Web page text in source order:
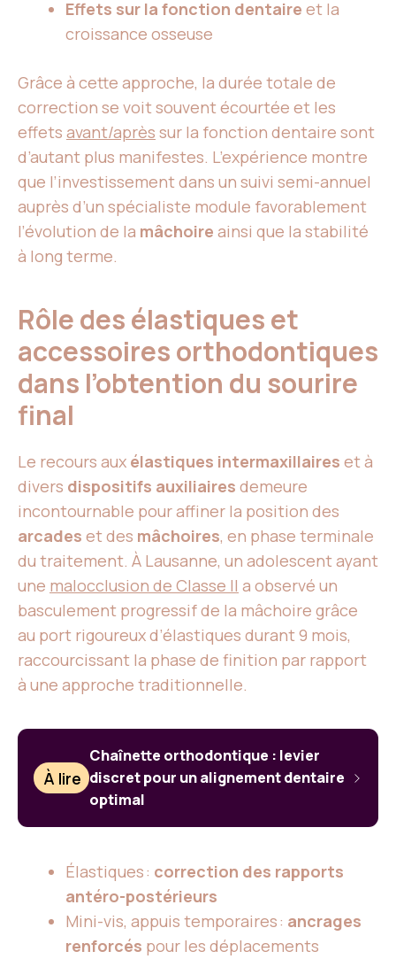
Effets sur la fonction dentaire et la
croissance osseuse
Grâce à cette approche, la durée totale de
correction se voit souvent écourtée et les
effets avant/après sur la fonction dentaire sont
d’autant plus manifestes. L’expérience montre
que l’investissement dans un suivi semi-annuel
auprès d’un spécialiste module favorablement
l’évolution de la mâchoire ainsi que la stabilité
à long terme.
Rôle des élastiques et
accessoires orthodontiques
dans l’obtention du sourire
final
Le recours aux élastiques intermaxillaires et à
divers dispositifs auxiliaires demeure
incontournable pour affiner la position des
arcades et des mâchoires, en phase terminale
du traitement. À Lausanne, un adolescent ayant
une malocclusion de Classe II a observé un
basculement progressif de la mâchoire grâce
au port rigoureux d’élastiques durant 9 mois,
raccourcissant la phase de finition par rapport
à une approche traditionnelle.
À lire
Chaînette orthodontique : levier
discret pour un alignement dentaire
optimal
Élastiques : correction des rapports
antéro-postérieurs
Mini-vis, appuis temporaires : ancrages
renforcés pour les déplacements